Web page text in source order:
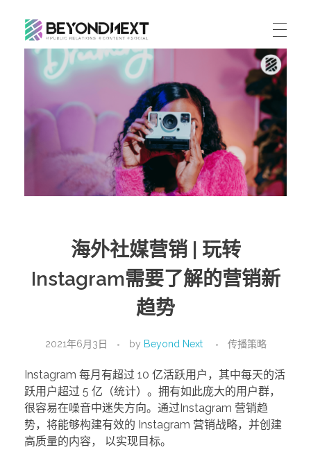
造新营销
首页
文章
传播策略
出海资讯
服务
海外整合营销
国际公关代理
跨境市场营销
加入我们
联系我们
海外社媒营销 | 玩转
Instagram需要了解的营销新
趋势
2021年6月3日 by Beyond Next 传播策略
Instagram 每月有超过 10 亿活跃用户，其中每天的活
跃用户超过 5 亿（统计）。拥有如此庞大的用户群，
很容易在噪音中迷失方向。通过Instagram 营销趋
势，将能够构建有效的 Instagram 营销战略，并创建
高质量的内容， 以实现目标。